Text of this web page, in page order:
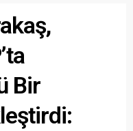
Hanımeli Çarşısı’nın
kadınları ve kadın
merkezlerinin değerli
ziyaret etti. El
Bir